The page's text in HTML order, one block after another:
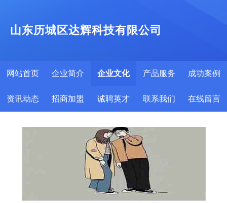
山东历城区达辉科技有限公司
网站首页 企业简介 企业文化 产品服务 成功案例
资讯动态 招商加盟 诚聘英才 联系我们 在线留言